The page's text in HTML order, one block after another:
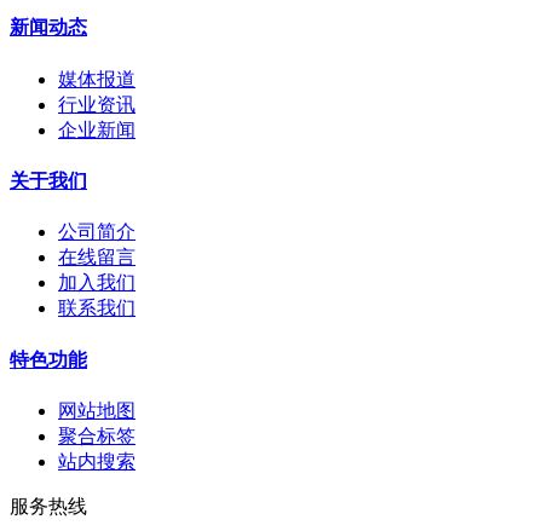
新闻动态
媒体报道
行业资讯
企业新闻
关于我们
公司简介
在线留言
加入我们
联系我们
特色功能
网站地图
聚合标签
站内搜索
服务热线